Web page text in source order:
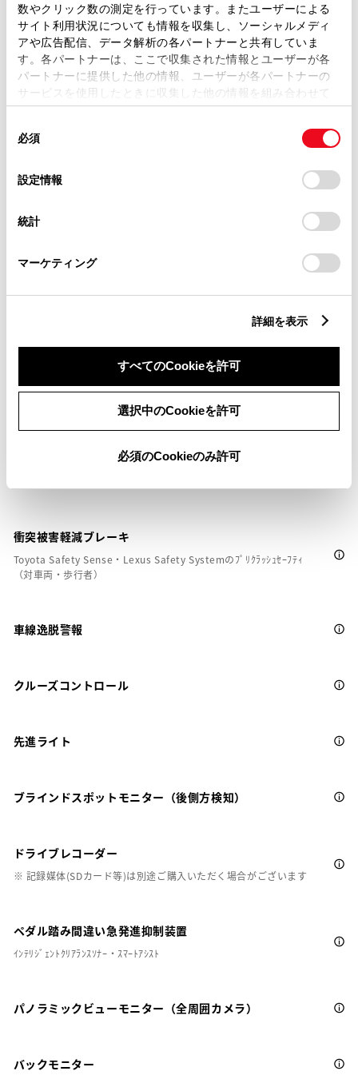
数やクリック数の測定を行っています。またユーザーによる
サイト利用状況についても情報を収集し、ソーシャルメディ
アや広告配信、データ解析の各パートナーと共有していま
す。各パートナーは、ここで収集された情報とユーザーが各
パートナーに提供した他の情報、ユーザーが各パートナーの
サービスを使用したときに収集した他の情報を組み合わせて
使用することがあります。当ウェブサイトの使用を続行する
デバイスにすべてのCookie(クッキー)が保存されることに同
意したことになります。Cookie(クッキー)のオプトアウト、
設定の変更、同意を撤回したりするにあたっては、当社の
「Cookie（クッキー）情報の取り扱いについて
」をご覧くだ
必須
設定情報
統計
マーケティング
詳細を表示
すべてのCookieを許可
選択中のCookieを許可
必須のCookieのみ許可
ABS
横滑防止装置
キーレス
ETC
安全装置・運転サポート
衝突被害軽減ブレーキ
Toyota Safety Sense・Lexus Safety Systemのﾌﾟﾘｸﾗｯｼｭｾｰﾌﾃｨ
（対車両・歩行者）
車線逸脱警報
クルーズコントロール
先進ライト
ブラインドスポットモニター（後側方検知）
ドライブレコーダー
※ 記録媒体(SDカード等)は別途ご購入いただく場合がございます
ペダル踏み間違い急発進抑制装置
ｲﾝﾃﾘｼﾞｪﾝﾄｸﾘｱﾗﾝｽｿﾅｰ・ｽﾏｰﾄｱｼｽﾄ
パノラミックビューモニター（全周囲カメラ）
バックモニター